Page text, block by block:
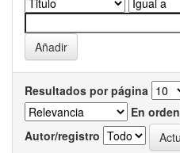
Resultados por página
En orden
Autor/registro